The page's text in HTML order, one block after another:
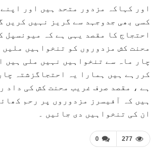
اور کہاکہ مزدور متحد ہیں اور
کسی بھی جدوجہد سے گریز نہیں کریں
احتجاج کا مقصد یہی ہے کہ میونسپل
محنت کش مزدوروں کو تنخواہیں ملیں
چار ماہ سے تنخواہیں نہیں ملی ہیں
کررہے ہیں ہمارا یہ احتجاگزشتہ
ہے ، مقصد صرف غریب محنت کش کی داد
ہیں کہ آفیسرز مزدوروں پر رحم
ان کی تنخواہیں دی جائیں ۔
0 277